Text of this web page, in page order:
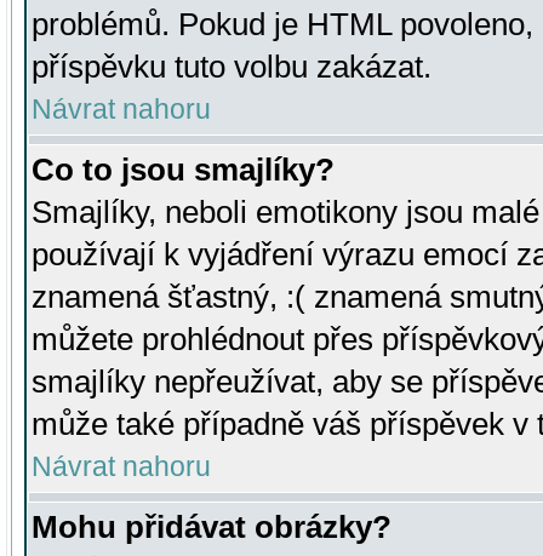
problémů. Pokud je HTML
příspěvku tuto volbu zakázat.
Návrat nahoru
Co to jsou smajlíky?
Smajlíky, neboli emotikony jsou
používají k vyjádření výrazu emocí
znamená šťastný, :( znamená
můžete prohlédnout přes
smajlíky nepřeužívat, aby se
může také případně váš příspěvek v
Návrat nahoru
Mohu přidávat obrázky?